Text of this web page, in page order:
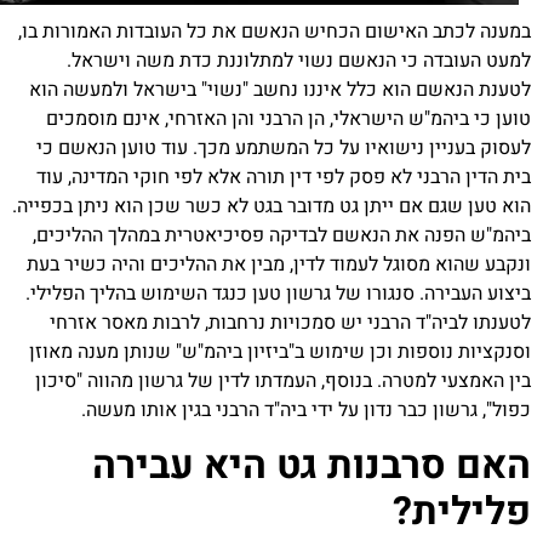
הכחיש הנאשם את כל העובדות האמורות בו,
הנאשם נשוי למתלוננת כדת משה וישראל.
כלל איננו נחשב "נשוי" בישראל ולמעשה הוא
הישראלי, הן הרבני והן האזרחי, אינם מוסמכים
על כל המשתמע מכך. עוד טוען הנאשם כי
לא פסק לפי דין תורה אלא לפי חוקי המדינה, עוד
ייתן גט מדובר בגט לא כשר שכן הוא ניתן בכפייה.
הנאשם לבדיקה פסיכיאטרית במהלך ההליכים,
לעמוד לדין, מבין את ההליכים והיה כשיר בעת
של גרשון טען כנגד השימוש בהליך הפלילי.
יש סמכויות נרחבות, לרבות מאסר אזרחי
וכן שימוש ב"ביזיון ביהמ"ש" שנותן מענה מאוזן
בנוסף, העמדתו לדין של גרשון מהווה "סיכון
נדון על ידי ביה"ד הרבני בגין אותו מעשה.
גט היא עבירה